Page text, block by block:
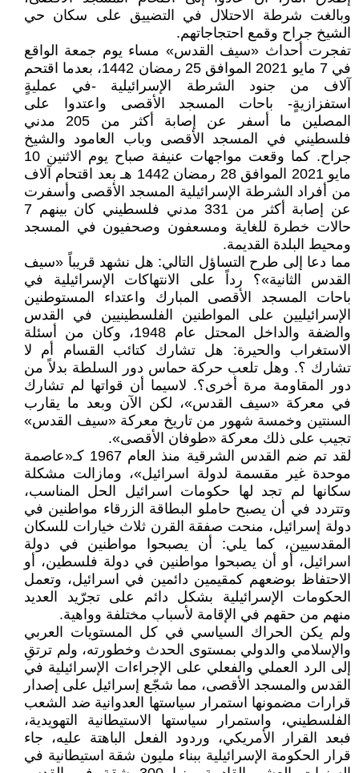
وبالغت شرطة الاحتلال في التضييق على سكان حي
الشيخ جراح وقمع احتجاجاتهم.
تفجرت أحداث «سيف القدس» مساء يوم جمعة الواقع
في 7 مايو 2021 الموافق 25 رمضان 1442، بعدما اقتحم
آلاف من جنود الشرطة الإسرائيلية -في عمليةٍ
استفزازيةٍ- باحات المسجد الأقصى واعتدوا على
المصلين ما أسفر عن إصابة أكثر من 205 مدني
فلسطيني في المسجد الأقصى وباب العامود والشيخ
جراح. كما وقعت مواجهات عنيفة صباح يوم الاثنين 10
مايو 2021 الموافق 28 رمضان 1442 هـ بعد اقتحام آلاف
من أفراد الشرطة الإسرائيلية المسجد الأقصى وأسفرت
عن إصابة أكثر من 331 مدني فلسطيني كان بينهم 7
حالات خطرة للغاية ومسعفون وصحفيون في المسجد
ومحيط البلدة القديمة.
مما دعا إلى طرح التساؤل التالي: هل نشهد قريباً «سيف
القدس الثانية»؟ رداً على الانتهاكات الإسرائيلية في
باحات المسجد الأقصى المبارك واعتداء المستوطنين
الإسرائيليين على المواطنين الفلسطينيين في القدس
والضفة والداخل المحتل عام 1948، وكان من أسئلة
الاستغراب والحيرة: هل تشارك كتائب القسام أم لا
تشارك ؟. وهل تلعب حركة حماس دور السلطة بدلاً من
دور المقاومة مرة أخرى؟. لاسيما أن قواتها لم تشارك
في معركة «سيف القدس»، لكن الآن وبعد ما يقارب
السنتين وخمسة شهور من تاريخ معركة «سيف القدس»
تجيب على ذلك معركة «طوفان الأقصى».
لقد تم ضم القدس الشرقية منذ العام 1967 كـ«عاصمة
موحدة غير مقسمة لدولة اسرائيل»، ومازالت مشكلة
سكانها لم تجد لها حكومات اسرائيل الحل المناسب،
وتتردد في أن يصبح حاملو البطاقة الزرقاء مواطنين في
دولة إسرائيل، منحت صفقة القرن ثلاث خيارات للسكان
المقدسيين، كما يلي: أن يصبحوا مواطنين في دولة
اسرائيل، أو أن يصبحوا مواطنين في دولة فلسطين، أو
الاحتفاظ بوضعهم كمقيمين دائمين في اسرائيل، وتعمل
الحكومات الإسرائيلية بشكل دائم على تجرّيد العديد
منهم من حقهم في الإقامة لأسباب مختلفة وواهية.
ولم يكن الحراك السياسي في كل المستويات العربي
والإسلامي والدولي بمستوى الحدث وخطورته، ولم ترتقِ
إلى الرد العملي والفعلي على الإجراءات الإسرائيلية في
القدس والمسجد الأقصى، مما شجّع إسرائيل على إصدار
قرارات مضمونها استمرار سياستها العدوانية ضد الشعب
الفلسطيني، واستمرار سياستها الاستيطانية التهويدية،
فبعد القرار الأمريكي، وردود الفعل الباهتة عليه، جاء
قرار الحكومة الإسرائيلية ببناء مليون شقة استيطانية في